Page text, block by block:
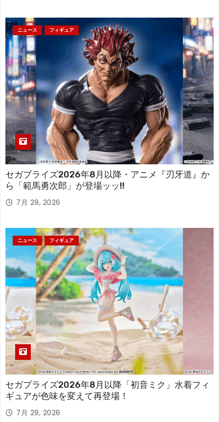
ニュース フィギュア
セガプライズ2026年8月以降・アニメ『刃牙道』か
ら「範馬勇次郎」が登場ッッ!!
7月 29, 2026
ニュース フィギュア
セガプライズ2026年8月以降「初音ミク」水着フィ
ギュアが色味を変えて再登場！
7月 29, 2026